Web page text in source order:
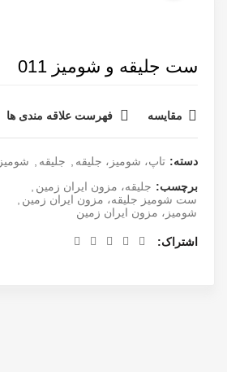
ست جلیقه و شومیز 011
مقایسه فهرست علاقه مندی ها
دسته: تاپ، شومیز، جلیقه جلیقه
شومیز
برچسب: جلیقه، مزون ایران زمین
ست شومیز جلیقه، مزون ایران زمین
شومیز، مزون ایران زمین
اشتراک